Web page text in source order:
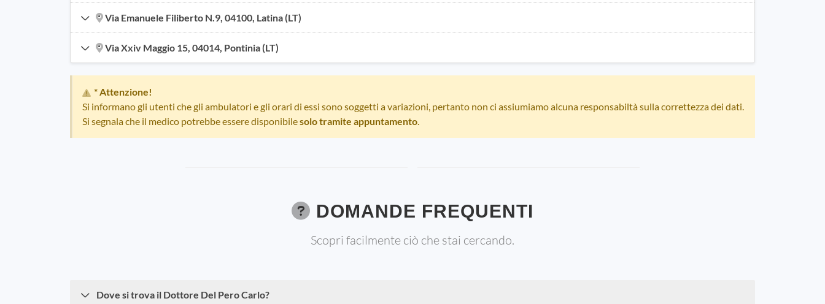
Via Emanuele Filiberto N.9, 04100, Latina (LT)
Via Xxiv Maggio 15, 04014, Pontinia (LT)
* Attenzione!
Si informano gli utenti che gli ambulatori e gli orari di essi sono soggetti a variazioni, pertanto non ci assiumiamo alcuna responsabiltà sulla correttezza dei dati.
Si segnala che il medico potrebbe essere disponibilesolo tramite appuntamento.
DOMANDE FREQUENTI
Scopri facilmente ciò che stai cercando.
Dove si trova il Dottore Del Pero Carlo?